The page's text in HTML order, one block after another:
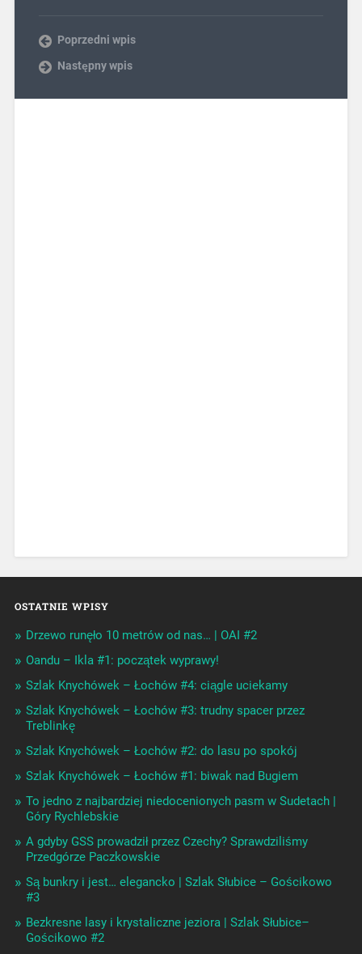
Poprzedni wpis
Następny wpis
OSTATNIE WPISY
Drzewo runęło 10 metrów od nas… | OAI #2
Oandu – Ikla #1: początek wyprawy!
Szlak Knychówek – Łochów #4: ciągle uciekamy
Szlak Knychówek – Łochów #3: trudny spacer przez
Treblinkę
Szlak Knychówek – Łochów #2: do lasu po spokój
Szlak Knychówek – Łochów #1: biwak nad Bugiem
To jedno z najbardziej niedocenionych pasm w Sudetach |
Góry Rychlebskie
A gdyby GSS prowadził przez Czechy? Sprawdziliśmy
Przedgórze Paczkowskie
Są bunkry i jest… elegancko | Szlak Słubice – Gościkowo
#3
Bezkresne lasy i krystaliczne jeziora | Szlak Słubice–
Gościkowo #2